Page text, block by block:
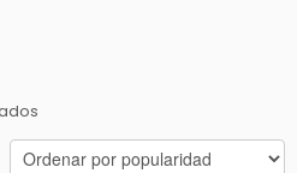
por
popularidad